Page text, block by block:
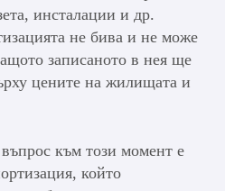
инсталации и др.
не бива и не може
записаното в нея ще
цените на жилищата и
към този момент е
който